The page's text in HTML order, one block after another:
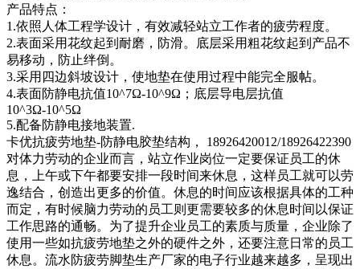
产品特点：
1.依照人体工程学设计，有效减轻站立工作者的疲劳程度。
2.表面采用花纹起到耐磨，防滑。底层采用粗花纹起到产品不
易移动，防止绊倒。
3.采用四边斜坡设计，使地垫在使用过程中能完全服帖。
4.表面防静电抗值10^7Ω-10^9Ω；底层导电层抗值
10^3Ω-10^5Ω
5.配备防静电接地装置.
卡优抗疲劳地垫-防静电胶垫结构， 18926420012/18926422390
对体力劳动的企业而言，站立作业岗位一定要保证员工的休
息，上午或下午都要安排一段时间来休息，这样员工就可以劳
逸结合，创造出更多的价值。休息的时间应该根据具体的工种
而定，有时候脑力劳动的员工则更需要较多的休息时间以保证
工作思路的通畅。为了提升企业员工的素质与质量，企业除了
使用一些如抗疲劳地垫之外的硬件之外，还要注意日常的员工
休息。流水防疲劳脚垫生产厂家的电子行业越来越多，呈现出